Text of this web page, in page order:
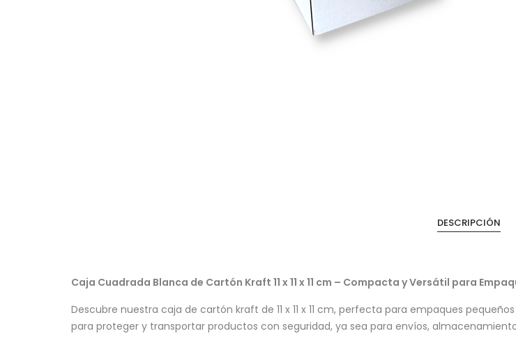
DESCRIPCIÓN
Caja Cuadrada Blanca de Cartón Kraft 11 x 11 x 11 cm – Compacta y Versátil para
Descubre nuestra caja de cartón kraft de 11 x 11 x 11 cm, perfecta para empaques
para proteger y transportar productos con seguridad, ya sea para envíos,